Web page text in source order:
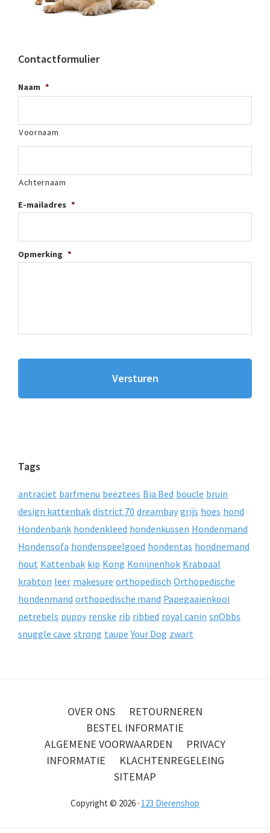
Contactformulier
Naam *
Voornaam
Achternaam
E-mailadres *
Opmerking *
Tags
antraciet barfmenu beeztees Bia Bed boucle bruin
design kattenbak district 70 dreambay grijs hoes hond
Hondenbank hondenkleed hondenkussen Hondenmand
Hondensofa hondenspeelgoed hondentas hondnemand
hout Kattenbak kip Kong Konijnenhok Krabpaal
krabton leer makesure orthopedisch Orthopedische
hondenmand orthopedische mand Papegaaienkooi
petrebels puppy renske rib ribbed royal canin snObbs
snuggle cave strong taupe Your Dog zwart
OVER ONS
RETOURNEREN
BESTEL INFORMATIE
ALGEMENE VOORWAARDEN
PRIVACY
INFORMATIE
KLACHTENREGELEING
SITEMAP
Copyright © 2026 · 123 Dierenshop